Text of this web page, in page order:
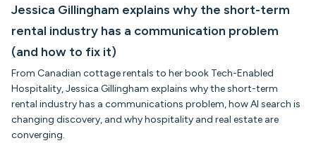
Jessica Gillingham explains why the short-term
rental industry has a communication problem
(and how to fix it)
From Canadian cottage rentals to her book Tech-Enabled
Hospitality, Jessica Gillingham explains why the short-term
rental industry has a communications problem, how AI search is
changing discovery, and why hospitality and real estate are
converging.